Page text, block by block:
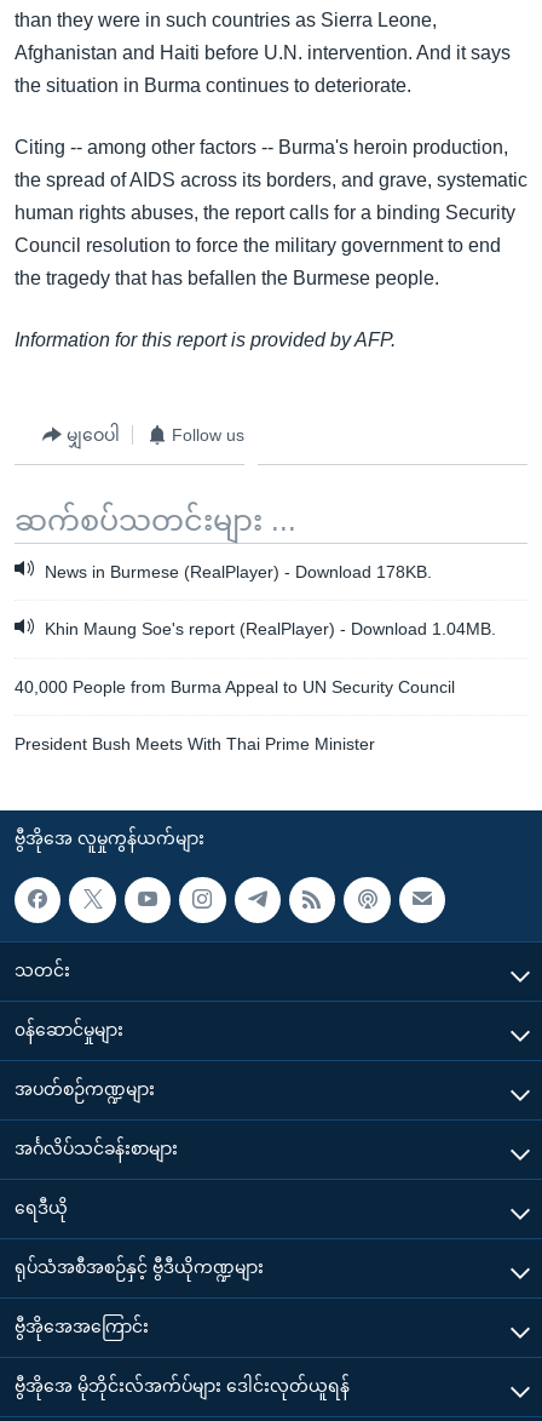
ရှာဖွေ
ရန်
နေရာ
ကျော်
ရန်
ဘာသာစကားများ
than they were in such countries as Sierra Leone,
Afghanistan and Haiti before U.N. intervention. And it says
the situation in Burma continues to deteriorate.
Citing -- among other factors -- Burma's heroin production,
the spread of AIDS across its borders, and grave, systematic
human rights abuses, the report calls for a binding Security
Council resolution to force the military government to end
the tragedy that has befallen the Burmese people.
Information for this report is provided by AFP.
မျှဝေပါ Follow us
ဆက်စပ်သတင်းများ ...
News in Burmese (RealPlayer) - Download 178KB.
Khin Maung Soe's report (RealPlayer) - Download 1.04MB.
40,000 People from Burma Appeal to UN Security Council
President Bush Meets With Thai Prime Minister
ဗွီအိုအေ လူမှုကွန်ယက်များ
သတင်း
၀န်ဆောင်မှုများ
အပတ်စဉ်ကဏ္ဍများ
အင်္ဂလိပ်သင်ခန်းစာများ
ရေဒီယို
ရုပ်သံအစီအစဉ်နှင့် ဗွီဒီယိုကဏ္ဍများ
ဗွီအိုအေအကြောင်း
ဗွီအိုအေ မိုဘိုင်းလ်အက်ပ်များ ဒေါင်းလုတ်ယူရန်